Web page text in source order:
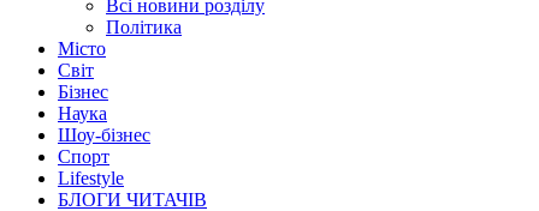
Всі новини розділу
Політика
Місто
Світ
Бізнес
Наука
Шоу-бізнес
Спорт
Lifestyle
БЛОГИ ЧИТАЧІВ